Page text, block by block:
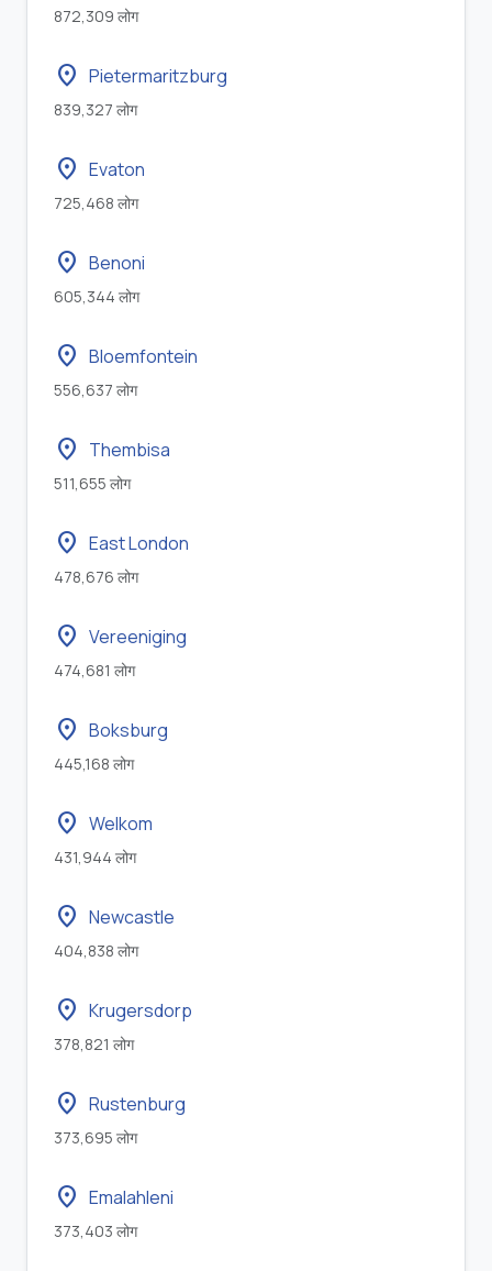
872,309 लोग
location_on Pietermaritzburg
839,327 लोग
location_on Evaton
725,468 लोग
location_on Benoni
605,344 लोग
location_on Bloemfontein
556,637 लोग
location_on Thembisa
511,655 लोग
location_on East London
478,676 लोग
location_on Vereeniging
474,681 लोग
location_on Boksburg
445,168 लोग
location_on Welkom
431,944 लोग
location_on Newcastle
404,838 लोग
location_on Krugersdorp
378,821 लोग
location_on Rustenburg
373,695 लोग
location_on Emalahleni
373,403 लोग